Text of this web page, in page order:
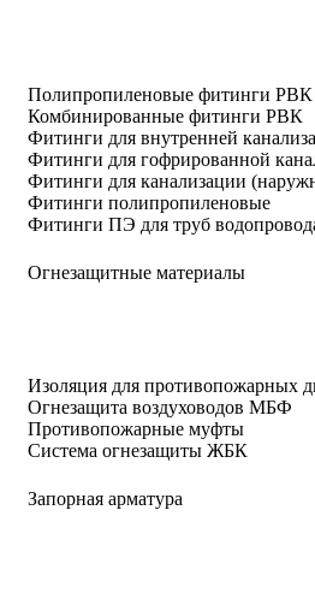
Полипропиленовые фитинги РВК
Комбинированные фитинги РВК
Фитинги для внутренней
Фитинги для гофрированной
Фитинги для канализации
Фитинги полипропиленовые
Фитинги ПЭ для труб
Огнезащитные материалы
Изоляция для противопожарных
Огнезащита воздуховодов МБФ
Противопожарные муфты
Система огнезащиты ЖБК
Запорная арматура